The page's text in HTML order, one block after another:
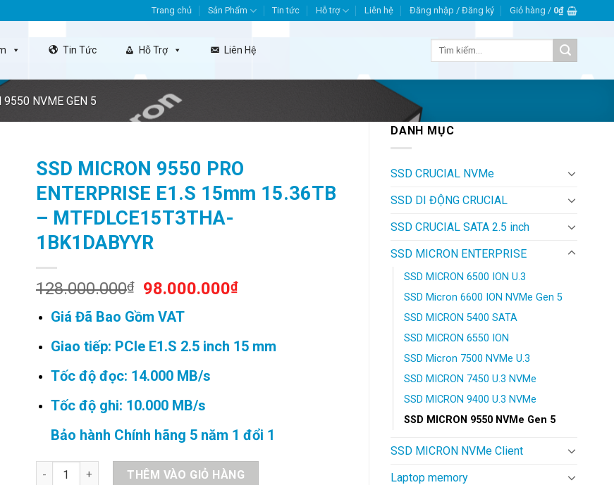
Trang chủ Sản Phẩm Tin tức Hỗ trợ Liên hệ Đăng nhập / Đăng ký Giỏ hàng / 0₫
Tin Tức Hỗ Trợ Liên Hệ
Tìm
9550 NVME GEN 5
DANH MỤC
SSD CRUCIAL NVMe
SSD DI ĐỘNG CRUCIAL
SSD CRUCIAL SATA 2.5 inch
SSD MICRON ENTERPRISE
SSD MICRON 6500 ION U.3
SSD Micron 6600 ION NVMe Gen 5
SSD MICRON 5400 SATA
SSD MICRON 6550 ION
SSD Micron 7500 NVMe U.3
SSD MICRON 7450 U.3 NVMe
SSD MICRON 9400 U.3 NVMe
SSD MICRON 9550 NVMe Gen 5
SSD MICRON NVMe Client
Laptop memory
SSD MICRON 9550 PRO
ENTERPRISE E1.S 15mm 15.36TB
– MTFDLCE15T3THA-
1BK1DABYYR
128.000.000₫
Original
was:
128.000.000₫.
98.000.000₫Current
98.000.000₫.
Giá Đã Bao Gồm VAT
Giao tiếp: PCIe E1.S 2.5 inch 15 mm
Tốc độ đọc: 14.000 MB/s
Tốc độ ghi: 10.000 MB/s
Bảo hành Chính hãng 5 năm 1 đổi 1
SSD MICRON 9550 PRO ENTERPRISE E1.S 15mm 15.36TB – MTFDLCE15T3THA-1BK1DABYYR số lượng
THÊM VÀO GIỎ HÀNG